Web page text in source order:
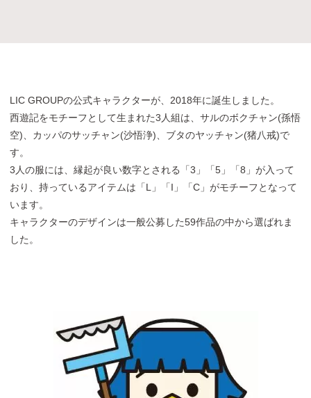
LIC GROUPの公式キャラクターが、2018年に誕生しました。
西遊記をモチーフとして生まれた3人組は、サルのボクチャン(孫悟
空)、カッパのサッチャン(沙悟浄)、ブタのヤッチャン(猪八戒)で
す。
3人の服には、縁起が良い数字とされる「3」「5」「8」が入って
おり、持っているアイテムは「L」「I」「C」がモチーフとなって
います。
キャラクターのデザインは一般公募した59作品の中から選ばれま
した。